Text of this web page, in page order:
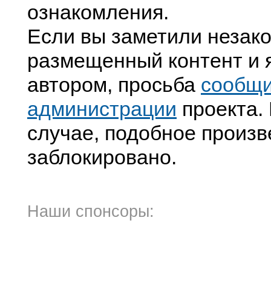
ознакомления.
Если вы заметили
размещенный контент и
автором, просьба
администрации
случае, подобное
заблокировано.
Наши спонсоры: